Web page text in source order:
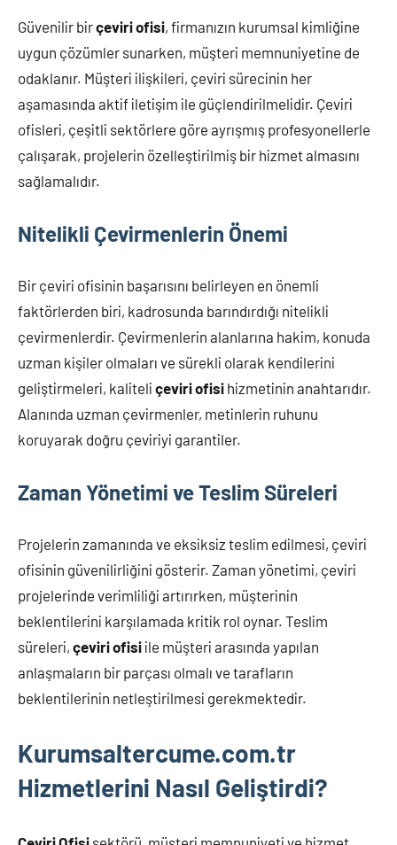
Güvenilir birçeviri ofisi, firmanızın kurumsal kimliğine
uygun çözümler sunarken, müşteri memnuniyetine de
odaklanır. Müşteri ilişkileri, çeviri sürecinin her
aşamasında aktif iletişim ile güçlendirilmelidir. Çeviri
ofisleri, çeşitli sektörlere göre ayrışmış profesyonellerle
çalışarak, projelerin özelleştirilmiş bir hizmet almasını
sağlamalıdır.
Nitelikli Çevirmenlerin Önemi
Bir çeviri ofisinin başarısını belirleyen en önemli
faktörlerden biri, kadrosunda barındırdığı nitelikli
çevirmenlerdir. Çevirmenlerin alanlarına hakim, konuda
uzman kişiler olmaları ve sürekli olarak kendilerini
geliştirmeleri, kaliteli çeviri ofisi hizmetinin anahtarıdır.
Alanında uzman çevirmenler, metinlerin ruhunu
koruyarak doğru çeviriyi garantiler.
Zaman Yönetimi ve Teslim Süreleri
Projelerin zamanında ve eksiksiz teslim edilmesi, çeviri
ofisinin güvenilirliğini gösterir. Zaman yönetimi, çeviri
projelerinde verimliliği artırırken, müşterinin
beklentilerini karşılamada kritik rol oynar. Teslim
süreleri, çeviri ofisi ile müşteri arasında yapılan
anlaşmaların bir parçası olmalı ve tarafların
beklentilerinin netleştirilmesi gerekmektedir.
Kurumsaltercume.com.tr
Hizmetlerini Nasıl Geliştirdi?